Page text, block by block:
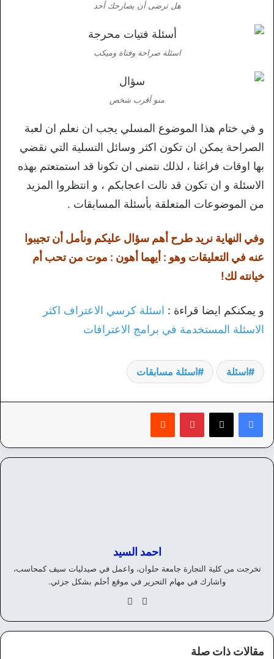
هل ترضى أن يصارحك أحد
اسئلة صراحة وفتاة وميكب
منو أقرب شخص
و في ختام هذا الموضوع المسلي يجب ان نعلم ان لعبة
الصراحة يمكن ان تكون اكثر وسائل التسلية التي نقضي
بها اوقات فراغنا ، لذلك نتمنى ان تكونا قد استمتعتم بهذه
الاسئلة و ان تكون قد نالت اعجابكم ، و انتظروا المزيد
من الموضوعات المتعلقة بأسئلة المسابقات .
وفي النهاية نريد طرح أهم سؤال عليكم ونأمل أن تجيبوا
عنه في التعليقات وهو : أيهما أهون : موت من تحب أم
خيانته لك!
و يمكنكم ايضا قراءة : اسئلة كرسي الاعتراف اكثر
الاسئلة المستخدمة في برامج الاعترافات
اسئلة اسئلة مسابقات
بينتيريست
احمد السيد
تخرجت من كلية التجارة جامعة حلوان، واعمل في صيدليات سيف كمحاسب،
واشارك في مهام التحرير في موقع أحلم بشكل جزئي.
موق
الويوك
مقالات ذات صلة